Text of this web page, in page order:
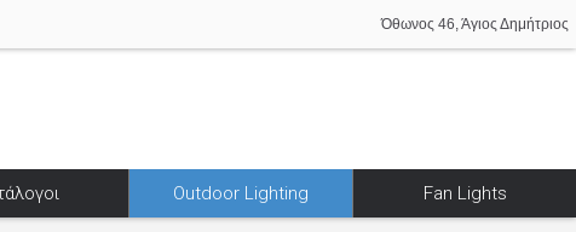
Όθωνος 46, Άγιος Δημήτριος
Outdoor Lighting Fan Lights